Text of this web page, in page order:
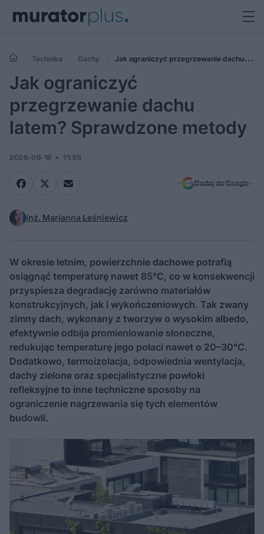
Technika Dachy
Jak ograniczyć przegrzewanie dachu
latem? Sprawdzone metody
Jak ograniczyć
przegrzewanie dachu
latem? Sprawdzone metody
2026-06-18 11:55
Dodaj do Google
inż. Marianna Leśniewicz
W okresie letnim, powierzchnie dachowe potrafią
osiągnąć temperaturę nawet 85°C, co w konsekwencji
przyspiesza degradację zarówno materiałów
konstrukcyjnych, jak i wykończeniowych. Tak zwany
zimny dach, wykonany z tworzyw o wysokim albedo,
efektywnie odbija promieniowanie słoneczne,
redukując temperaturę jego połaci nawet o 20–30°C.
Dodatkowo, termoizolacja, odpowiednia wentylacja,
dachy zielone oraz specjalistyczne powłoki
refleksyjne to inne techniczne sposoby na
ograniczenie nagrzewania się tych elementów
budowli.